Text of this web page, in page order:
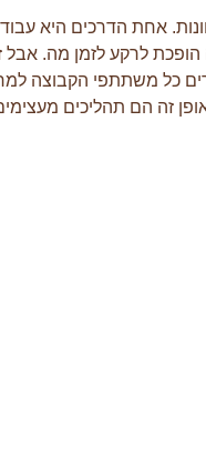
אחת הדרכים היא
לרקע לזמן מה.
כל משתתפי הקבוצה
זה הם תהליכים